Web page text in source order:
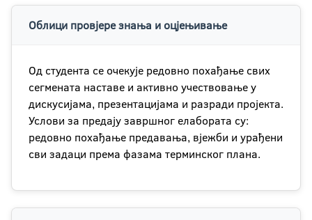
Облици провјере знања и оцјењивање
Од студента се очекује редовно похађање свих
сегмената наставе и активно учествовање у
дискусијама, презентацијама и разради пројекта.
Услови за предају завршног елабората су:
редовно похађање предавања, вјежби и урађени
сви задаци према фазама терминског плана.